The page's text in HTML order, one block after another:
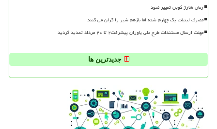
زمان شارژ کوپن تغییر نمود
مصرف لبنیات یک چهارم شده اما بازهم شیر را گران می کنند
مهلت ارسال مستندات طرح ملی یاوران پیشرفت۲ تا ۲۰ مرداد تمدید گردید
جدیدترین ها